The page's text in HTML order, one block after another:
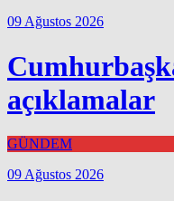
09 Ağustos 2026
açıklamalar
GÜNDEM
09 Ağustos 2026